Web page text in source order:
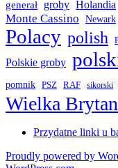
generał
groby Holandia
Monte Cassino Newark
Polacy polish
Polskie groby
pomnik PSZ RAF sikorski
Wielka
Przydatne linki u
Proudly powered by